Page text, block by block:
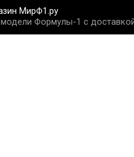
МирФ1.ру
Формулы-1 с